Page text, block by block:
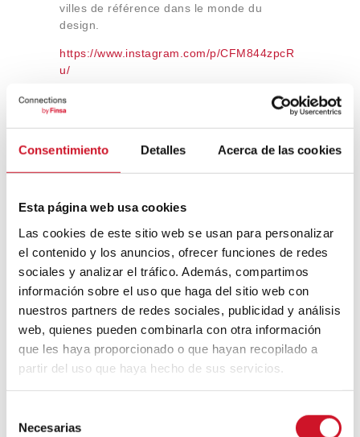
Consentimiento Detalles Acerca de las cookies
Esta página web usa cookies
Las cookies de este sitio web se usan para personalizar
el contenido y los anuncios, ofrecer funciones de redes
sociales y analizar el tráfico. Además, compartimos
información sobre el uso que haga del sitio web con
nuestros partners de redes sociales, publicidad y análisis
web, quienes pueden combinarla con otra información
que les haya proporcionado o que hayan recopilado a
partir del uso que haya hecho de sus servicios.
Necesarias
villes de référence dans le monde du
design.
https://www.instagram.com/p/CFM844zpcR
u/
À Paris, alors que la Paris Design Weekse
déroulait début septembre avec des
expositions ouvertes au public, l’événement
phare du secteur du design de la rentrée,
https://www.instagram.com/p/CFO8olJoNJV/
Et d’autres salons n’ont eu d’autre choix
qued’annuler ou de modifier des dates,
comme l’Orgatecou le salon également
renomméHabitat de Valencia, qui reporte
sa célébration à 2021. Mais pour
compenser la perte de cette édition, il
promeut
circonstances actuelles et aux besoins des
exposants qui se tiendra les10, 11 et 12
novembre prochainssous le nom deÁgora
Premium VLC 2020